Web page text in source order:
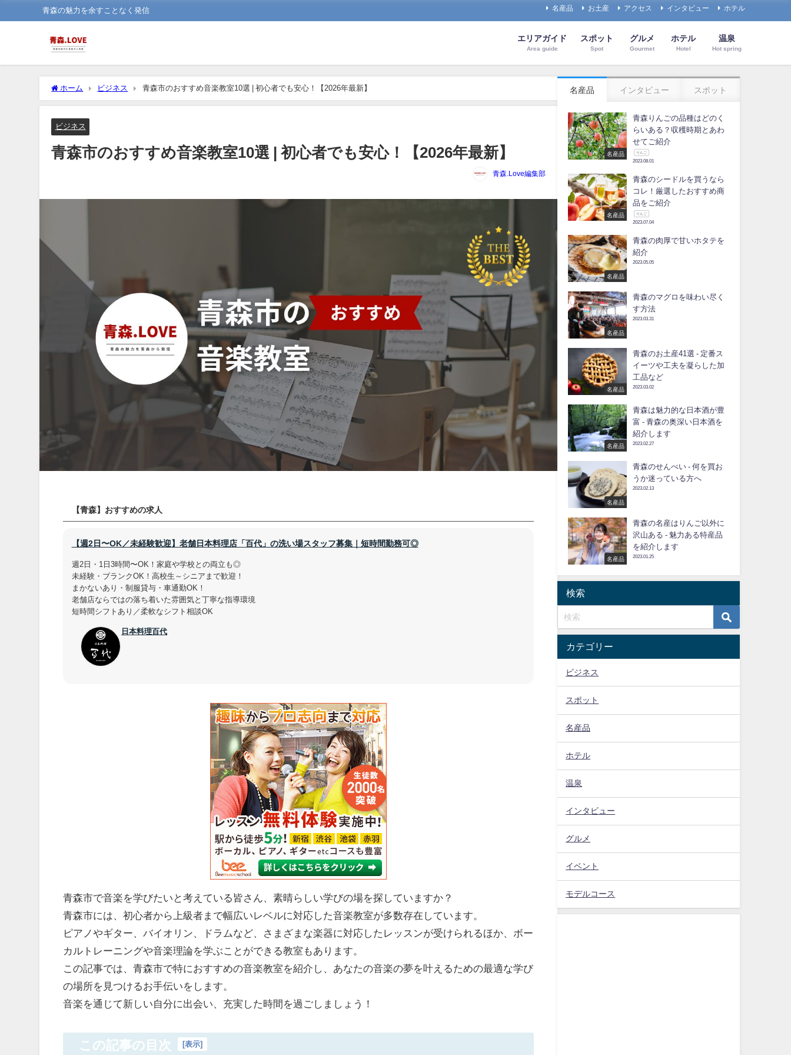
青森の魅力を余すことなく発信 名産品 お土産 アクセス インタビュー ホテル
エリアガイド
Area guide
スポット
Spot
グルメ
Gourmet
ホテル
Hotel
温泉
Hot spring
ホーム ビジネス 青森市のおすすめ音楽教室10選 | 初心者でも安心！【2026年最新】
ビジネス
青森市のおすすめ音楽教室10選 | 初心者でも安心！【2026年最新】
青森.Love編集部
【青森】おすすめの求人
【週2日〜OK／未経験歓迎】老舗日本料理店「百代」の洗い場スタッフ募集｜短時間勤務可◎
週2日・1日3時間〜OK！家庭や学校との両立も◎
未経験・ブランクOK！高校生～シニアまで歓迎！
まかないあり・制服貸与・車通勤OK！
老舗店ならではの落ち着いた雰囲気と丁寧な指導環境
短時間シフトあり／柔軟なシフト相談OK
日本料理百代
青森市で音楽を学びたいと考えている皆さん、素晴らしい学びの場を探していますか？
青森市には、初心者から上級者まで幅広いレベルに対応した音楽教室が多数存在しています。
ピアノやギター、バイオリン、ドラムなど、さまざまな楽器に対応したレッスンが受けられるほか、ボー
カルトレーニングや音楽理論を学ぶことができる教室もあります。
この記事では、青森市で特におすすめの音楽教室を紹介し、あなたの音楽の夢を叶えるための最適な学び
の場所を見つけるお手伝いをします。
音楽を通じて新しい自分に出会い、充実した時間を過ごしましょう！
この記事の目次 [表示]
名産品 インタビュー スポット
名産品
青森りんごの品種はどのく
らいある？収穫時期とあわ
せてご紹介
りんご
2023.08.01
名産品
青森のシードルを買うなら
コレ！厳選したおすすめ商
品をご紹介
りんご
2023.07.04
名産品
青森の肉厚で甘いホタテを
紹介
2023.05.05
名産品
青森のマグロを味わい尽く
す方法
2023.03.31
名産品
青森のお土産41選 - 定番ス
イーツや工夫を凝らした加
工品など
2023.03.02
名産品
青森は魅力的な日本酒が豊
富 - 青森の奥深い日本酒を
紹介します
2023.02.27
名産品
青森のせんべい - 何を買お
うか迷っている方へ
2023.02.13
名産品
青森の名産はりんご以外に
沢山ある - 魅力ある特産品
を紹介します
2023.01.25
検索
カテゴリー
ビジネス
スポット
名産品
ホテル
温泉
インタビュー
グルメ
イベント
モデルコース